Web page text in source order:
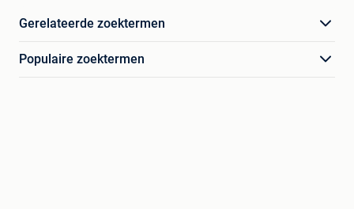
Gerelateerde zoektermen
Populaire zoektermen